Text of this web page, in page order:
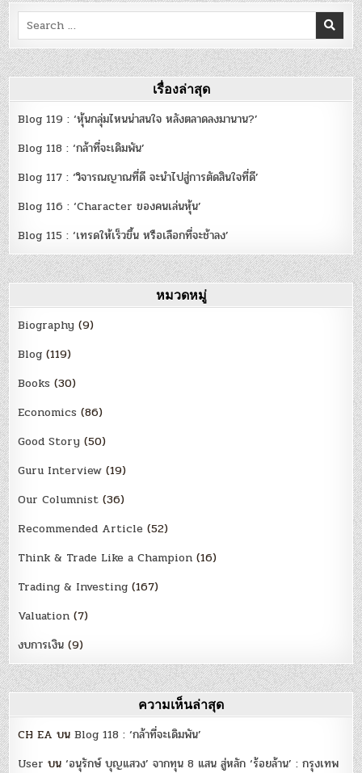
Search
for:
เรื่องล่าสุด
Blog 119 : ‘หุ้นกลุ่มไหนน่าสนใจ หลังตลาดลงมานาน?’
Blog 118 : ‘กล้าที่จะเดิมพัน’
Blog 117 : ‘วิจารณญาณที่ดี จะนำไปสู่การตัดสินใจที่ดี’
Blog 116 : ‘Character ของคนเล่นหุ้น’
Blog 115 : ‘เทรดให้เร็วขึ้น หรือเลือกที่จะช้าลง’
หมวดหมู่
Biography (9)
Blog (119)
Books (30)
Economics (86)
Good Story (50)
Guru Interview (19)
Our Columnist (36)
Recommended Article (52)
Think & Trade Like a Champion (16)
Trading & Investing (167)
Valuation (7)
งบการเงิน (9)
ความเห็นล่าสุด
CH EA บนBlog 118 : ‘กล้าที่จะเดิมพัน’
User บน‘อนุรักษ์ บุญแสวง’ จากทุน 8 แสน สู่หลัก ‘ร้อยล้าน’ : กรุงเทพ